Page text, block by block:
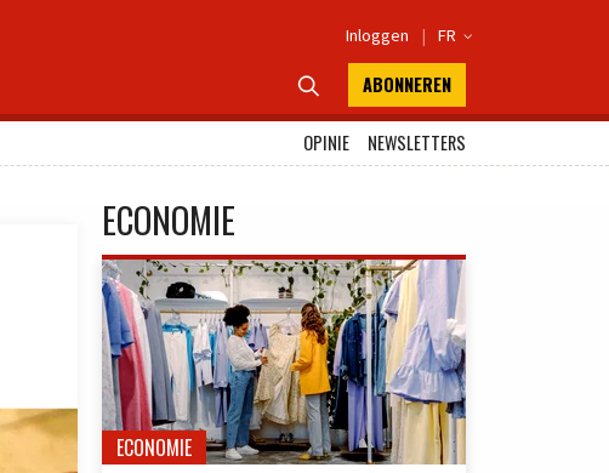
Inloggen | FR 
 ABONNEREN
OPINIE
NEWSLETTERS
ECONOMIE
ECONOMIE